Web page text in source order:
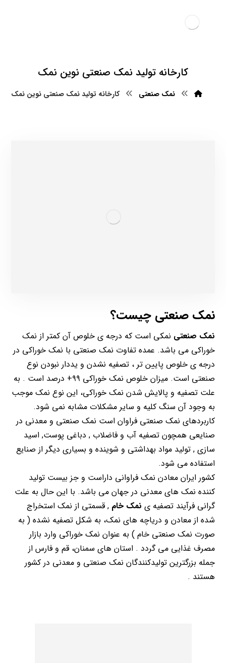
کارخانه تولید نمک صنعتی نوین نمک
نمک صنعتی کارخانه تولید نمک صنعتی نوین نمک
نمک صنعتی چیست؟
نمک صنعتی نمکی است که درجه ی خلوص آن کمتر از نمک
خوراکی می باشد. عمده تفاوت نمک صنعتی با نمک خوراکی در
درجه ی خلوص پایین تر ، تصفیه نشدن و یددار نبودن نوع
صنعتی است. میزان خلوص نمک خوراکی ۹۹+ درصد است . به
علت تصفیه و پالایش شدن نمک خوراکی، این نوع نمک موجب
به وجود آن سنگ کلیه و سایر مشکلات مشابه نمی شود.
کاربردهای نمک صنعتی فراوان است نمک صنعتی و معدنی در
صنایعی همچون تصفیه آب و فاضلاب , دباغی پوست, اسید
سازی , تولید مواد بهداشتی و شوینده و بسیاری دیگر از صنایع
استفاده می شود.
کشور ایران معادن نمک فراوانی داراست و جز بیست تولید
کننده نمک های معدنی در جهان می باشد. با این حال به علت
گرانی فرآیند تصفیه ی نمک خام , قسمتی از نمک استخراج
شده از معادن و دریاچه های نمک، به شکل تصفیه نشده ( به
صورت نمک صنعتی خام ) به عنوان نمک خوراکی وارد بازار
مصرف غذایی می گردد . استان های سمنان، قم و فارس از
جمله بزرگترین تولیدکنندگان نمک صنعتی و معدنی در کشور
هستند .